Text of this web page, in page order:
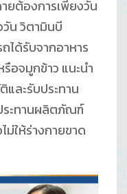
ยต้องการเพียงวัน
วัน วิตามินบี
ได้รับจากอาหาร
อจมูกข้าว แนะนำ
ละรับประทาน
ระทานผลิตภัณฑ์
ม่ให้ร่างกายขาด